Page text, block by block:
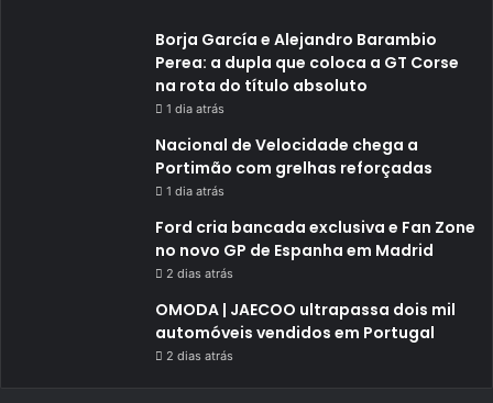
Borja García e Alejandro Barambio
Perea: a dupla que coloca a GT Corse
na rota do título absoluto
1 dia atrás
Nacional de Velocidade chega a
Portimão com grelhas reforçadas
1 dia atrás
Ford cria bancada exclusiva e Fan Zone
no novo GP de Espanha em Madrid
2 dias atrás
OMODA | JAECOO ultrapassa dois mil
automóveis vendidos em Portugal
2 dias atrás